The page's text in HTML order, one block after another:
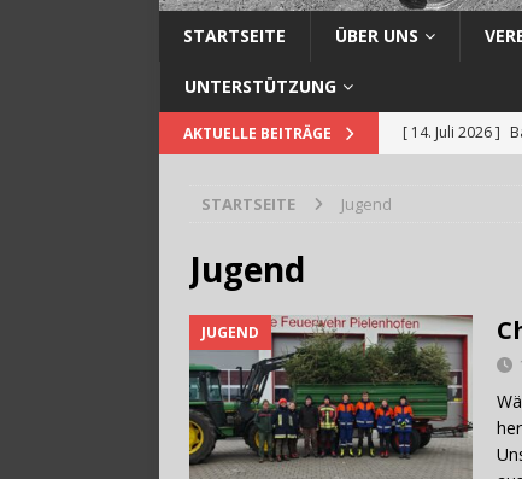
STARTSEITE ÜBER UNS
UNTERSTÜTZUNG
AKTUELLE BEITRÄGE [ 14. Juli 2026 ]
STARTSEITE Jugend
Jugend
JUGEND